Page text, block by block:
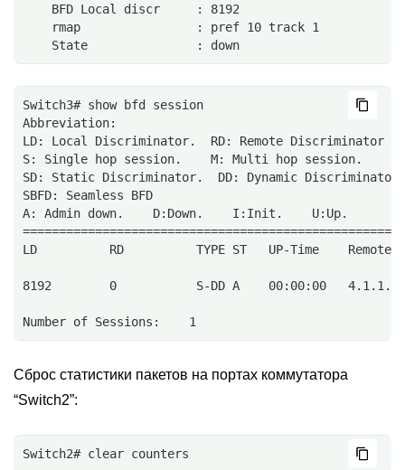
    BFD Local discr     : 8192
    rmap                : pref 10 track 1
    State               : down
Switch3# show bfd session
Abbreviation:
LD: Local Discriminator.  RD: Remote Discriminator
S: Single hop session.    M: Multi hop session.
SD: Static Discriminator.  DD: Dynamic Discriminator
SBFD: Seamless BFD
A: Admin down.    D:Down.    I:Init.    U:Up.
LD          RD          TYPE ST   UP-Time
8192        0           S-DD A    00:00:00
Number of Sessions:    1
Сброс статистики пакетов на портах коммутатора
“Switch2”:
Switch2# clear counters